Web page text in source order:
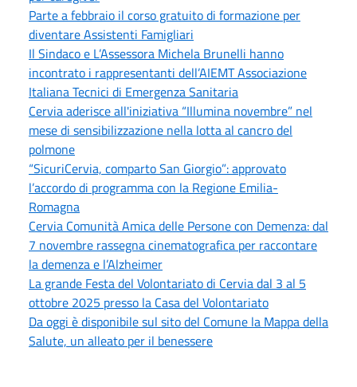
Parte a febbraio il corso gratuito di formazione per
diventare Assistenti Famigliari
Il Sindaco e L’Assessora Michela Brunelli hanno
incontrato i rappresentanti dell’AIEMT Associazione
Italiana Tecnici di Emergenza Sanitaria
Cervia aderisce all'iniziativa “Illumina novembre” nel
mese di sensibilizzazione nella lotta al cancro del
polmone
“SicuriCervia, comparto San Giorgio”: approvato
l’accordo di programma con la Regione Emilia-
Romagna
Cervia Comunità Amica delle Persone con Demenza: dal
7 novembre rassegna cinematografica per raccontare
la demenza e l’Alzheimer
La grande Festa del Volontariato di Cervia dal 3 al 5
ottobre 2025 presso la Casa del Volontariato
Da oggi è disponibile sul sito del Comune la Mappa della
Salute, un alleato per il benessere